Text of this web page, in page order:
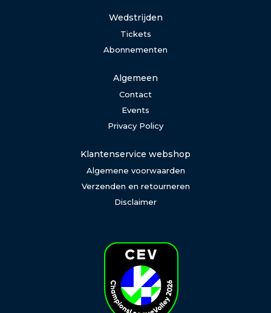
Wedstrijden
Tickets
Abonnementen
Algemeen
Contact
Events
Privacy Policy
Klantenservice webshop
Algemene voorwaarden
Verzenden en retourneren
Disclaimer